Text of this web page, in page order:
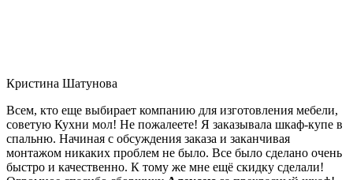
Кристина Шатунова
Всем, кто еще выбирает компанию для изготовления мебели,
советую Кухни мол! Не пожалеете! Я заказывала шкаф-купе в
спальню. Начиная с обсуждения заказа и заканчивая
монтажом никаких проблем не было. Все было сделано очень
быстро и качественно. К тому же мне ещё скидку сделали!